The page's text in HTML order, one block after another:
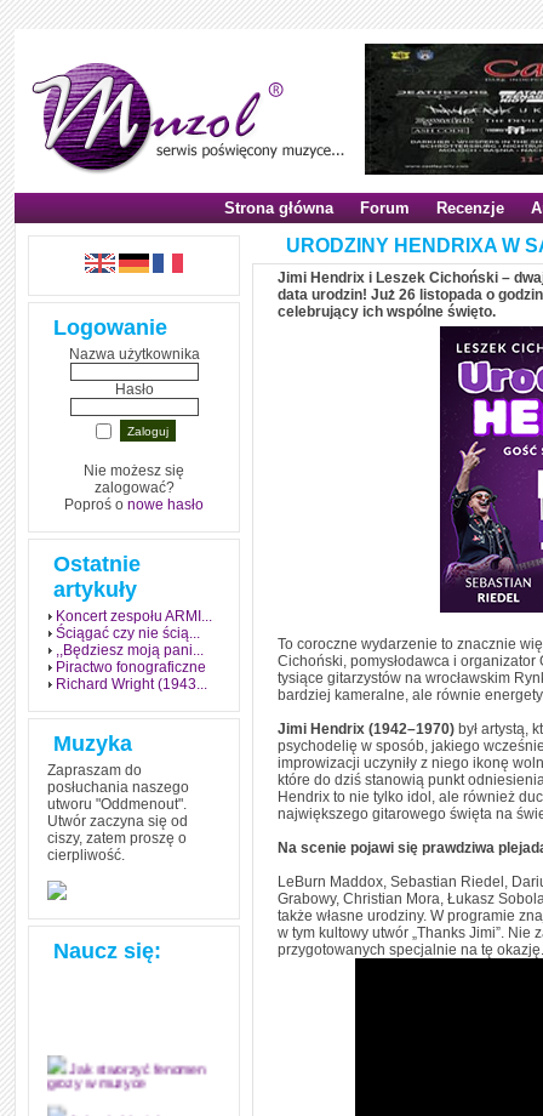
Strona główna Forum Recenzje
Logowanie
Nazwa użytkownika
Hasło
Nie możesz się
zalogować?
Poproś o nowe hasło
Ostatnie
artykuły
Koncert zespołu ARMI...
Ściągać czy nie ścią...
,,Będziesz moją pani...
Piractwo fonograficzne
Richard Wright (1943...
Muzyka
Zapraszam do
posłuchania naszego
utworu "Oddmenout".
Utwór zaczyna się od
ciszy, zatem proszę o
cierpliwość.
Naucz się:
Jak stworzyć fenomen
grozy w muzyce
URODZINY HENDRIXA W
Jimi Hendrix i Leszek Cichoński –
data urodzin! Już 26 listopada o
celebrujący ich wspólne święto.
To coroczne wydarzenie to znacznie
Cichoński, pomysłodawca i
tysiące gitarzystów na wrocławskim
bardziej kameralne, ale równie
Jimi Hendrix (1942–1970) był artystą,
psychodelię w sposób, jakiego
improwizacji uczyniły z niego ikonę
które do dziś stanowią punkt
Hendrix to nie tylko idol, ale również
największego gitarowego święta na
Na scenie pojawi się prawdziwa
LeBurn Maddox, Sebastian Riedel,
Grabowy, Christian Mora, Łukasz
także własne urodziny. W programie
w tym kultowy utwór „Thanks Jimi”.
przygotowanych specjalnie na tę okazję.